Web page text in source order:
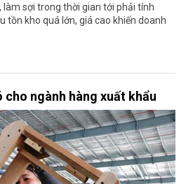
làm sợi trong thời gian tới phải tính
tồn kho quá lớn, giá cao khiến doanh
ngành hàng xuất khẩu